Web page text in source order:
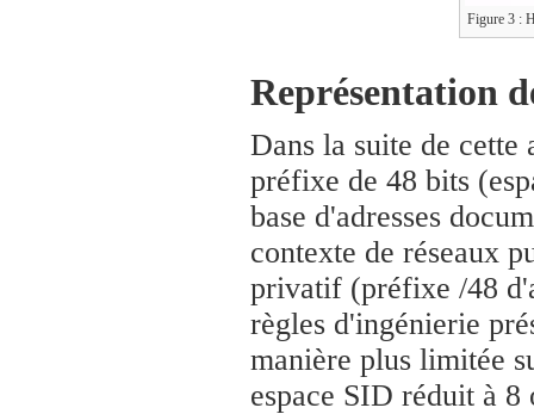
Figure 3 :
Représentation
Dans la suite de cette
préfixe de 48 bits
base d'adresses
contexte de réseaux
privatif (préfixe /48
règles d'ingénierie
manière plus limitée
espace SID réduit à 8